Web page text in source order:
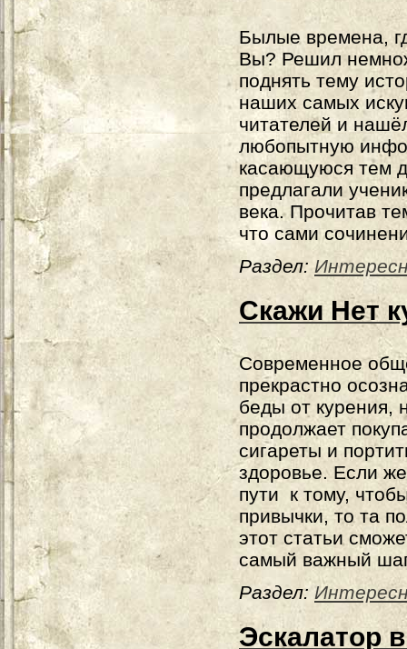
Былые времена,
Вы? Решил
поднять тему
наших самых
читателей и
любопытную
касающуюся тем
предлагали
века. Прочитав
что сами
Раздел:
Скажи Нет
Современное
прекрастно
беды от курения,
продолжает
сигареты и
здоровье. Если
пути к тому,
привычки, то та
этот статьи
самый важный
Раздел:
Эскалатор